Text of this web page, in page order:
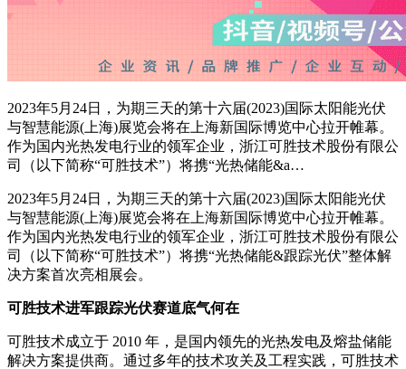
2023年5月24日，为期三天的第十六届(2023)国际太阳能光伏
与智慧能源(上海)展览会将在上海新国际博览中心拉开帷幕。
作为国内光热发电行业的领军企业，浙江可胜技术股份有限公
司（以下简称“可胜技术”）将携“光热储能&a…
2023年5月24日，为期三天的第十六届(2023)国际太阳能光伏
与智慧能源(上海)展览会将在上海新国际博览中心拉开帷幕。
作为国内光热发电行业的领军企业，浙江可胜技术股份有限公
司（以下简称“可胜技术”）将携“光热储能&跟踪光伏”整体解
决方案首次亮相展会。
可胜技术进军跟踪光伏赛道底气何在
可胜技术成立于 2010 年，是国内领先的光热发电及熔盐储能
解决方案提供商。通过多年的技术攻关及工程实践，可胜技术